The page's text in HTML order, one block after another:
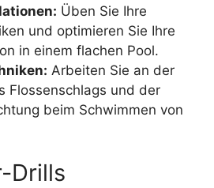
Üben Sie Ihre
und optimieren Sie Ihre
in einem flachen Pool.
Arbeiten Sie an der
Flossenschlags und der
beim Schwimmen von
Drills